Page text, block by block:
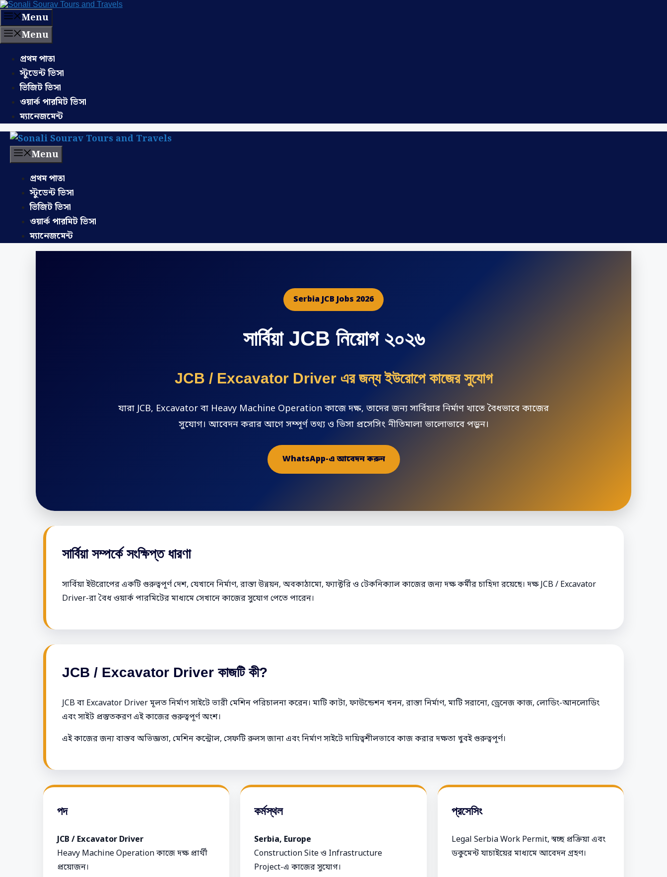
Menu
Menu
প্রথম পাতা
স্টুডেন্ট ভিসা
ভিজিট ভিসা
ওয়ার্ক পারমিট ভিসা
ম্যানেজমেন্ট
Menu
প্রথম পাতা
স্টুডেন্ট ভিসা
ভিজিট ভিসা
ওয়ার্ক পারমিট ভিসা
ম্যানেজমেন্ট
Serbia JCB Jobs 2026
সার্বিয়া JCB নিয়োগ ২০২৬
JCB / Excavator Driver এর জন্য ইউরোপে কাজের সুযোগ
যারা JCB, Excavator বা Heavy Machine Operation কাজে দক্ষ, তাদের জন্য সার্বিয়ার নির্মাণ খাতে বৈধভাবে কাজের
সুযোগ। আবেদন করার আগে সম্পূর্ণ তথ্য ও ভিসা প্রসেসিং নীতিমালা ভালোভাবে পড়ুন।
WhatsApp-এ আবেদন করুন
সার্বিয়া সম্পর্কে সংক্ষিপ্ত ধারণা
সার্বিয়া ইউরোপের একটি গুরুত্বপূর্ণ দেশ, যেখানে নির্মাণ, রাস্তা উন্নয়ন, অবকাঠামো, ফ্যাক্টরি ও টেকনিক্যাল কাজের জন্য দক্ষ কর্মীর চাহিদা রয়েছে। দক্ষ JCB / Excavator
Driver-রা বৈধ ওয়ার্ক পারমিটের মাধ্যমে সেখানে কাজের সুযোগ পেতে পারেন।
JCB / Excavator Driver কাজটি কী?
JCB বা Excavator Driver মূলত নির্মাণ সাইটে ভারী মেশিন পরিচালনা করেন। মাটি কাটা, ফাউন্ডেশন খনন, রাস্তা নির্মাণ, মাটি সরানো, ড্রেনেজ কাজ, লোডিং-আনলোডিং
এবং সাইট প্রস্তুতকরণ এই কাজের গুরুত্বপূর্ণ অংশ।
এই কাজের জন্য বাস্তব অভিজ্ঞতা, মেশিন কন্ট্রোল, সেফটি রুলস জানা এবং নির্মাণ সাইটে দায়িত্বশীলভাবে কাজ করার দক্ষতা খুবই গুরুত্বপূর্ণ।
পদ
JCB / Excavator Driver
Heavy Machine Operation কাজে দক্ষ প্রার্থী
প্রয়োজন।
কর্মস্থল
Serbia, Europe
Construction Site ও Infrastructure
Project-এ কাজের সুযোগ।
প্রসেসিং
Legal Serbia Work Permit, স্বচ্ছ প্রক্রিয়া এবং
ডকুমেন্ট যাচাইয়ের মাধ্যমে আবেদন গ্রহণ।